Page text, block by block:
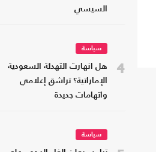
السيسي
4
سياسة
هل انهارت التهدئة السعودية
الإماراتية؟ تراشق إعلامي
واتهامات جديدة
سياسة